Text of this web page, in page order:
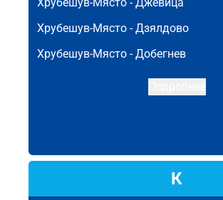
Хрубешув-Място -Дзялдово
Хрубешув-Място -Добегнев
К